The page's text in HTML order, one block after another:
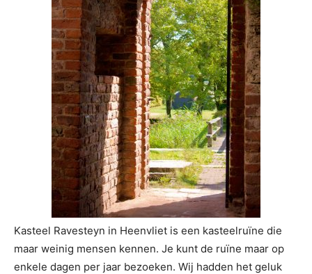
Kasteel Ravesteyn in Heenvliet is een kasteelruïne die
maar weinig mensen kennen. Je kunt de ruïne maar op
enkele dagen per jaar bezoeken. Wij hadden het geluk